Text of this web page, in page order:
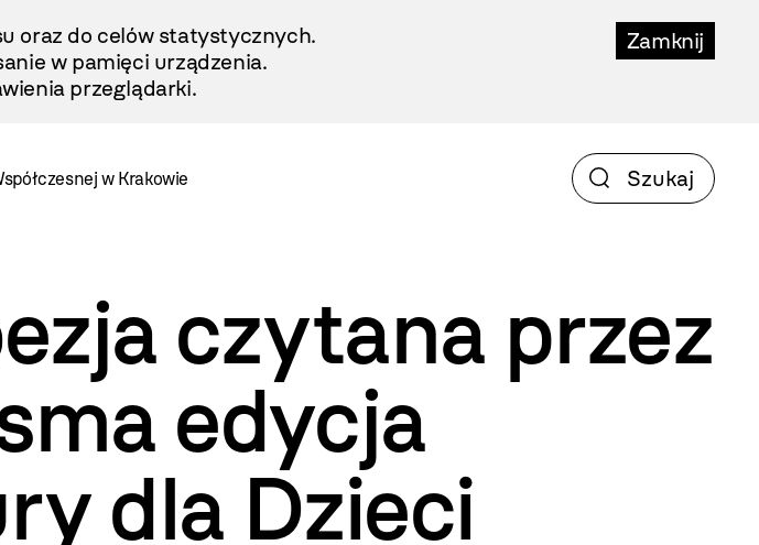
Zamknij
oraz do celów statystycznych.
w pamięci urządzenia.
przeglądarki.
w Krakowie
czytana przez
edycja
dla Dzieci